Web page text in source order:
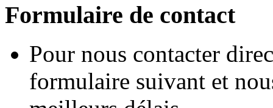
Formulaire de contact
Pour nous contacter
formulaire suivant et